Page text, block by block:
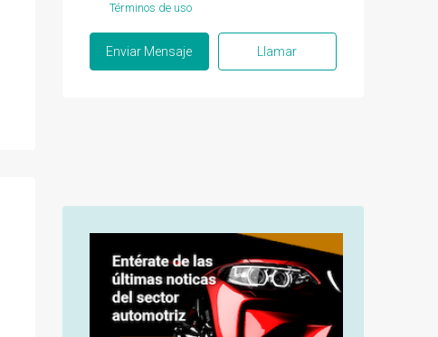
Términos de uso
Enviar Mensaje Llamar